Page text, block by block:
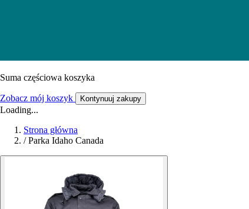
Suma częściowa koszyka
Zobacz mój koszyk Kontynuuj zakupy
Loading...
Strona główna
/ Parka Idaho Canada